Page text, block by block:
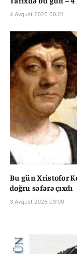
4 Avqust 2026 00:01
Bu gün Xristofor
doğru səfərə çıxdı
3 Avqust 2026 03:00